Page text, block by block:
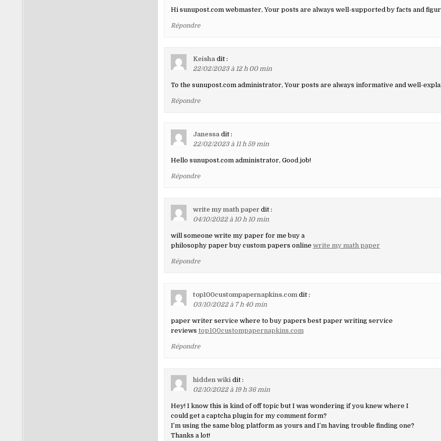
Hi sunupost.com webmaster, Your posts are always well-supported by facts and
Répondre
Keisha dit :
22/02/2023 à 12 h 00 min
To the sunupost.com administrator, Your posts are always informative and well-
Répondre
Janessa dit :
22/02/2023 à 11 h 59 min
Hello sunupost.com administrator, Good job!
Répondre
write my math paper dit :
04/10/2022 à 10 h 10 min
will someone write my paper for me buy a
philosophy paper buy custom papers online write my math paper
Répondre
top100custompapernapkins.com dit :
03/10/2022 à 7 h 40 min
paper writer service where to buy papers best paper writing service
reviews top100custompapernapkins.com
Répondre
hidden wiki dit :
02/10/2022 à 19 h 36 min
Hey! I know this is kind of off topic but I was wondering if you knew where I
could get a captcha plugin for my comment form?
I’m using the same blog platform as yours and I’m having trouble finding one?
Thanks a lot!